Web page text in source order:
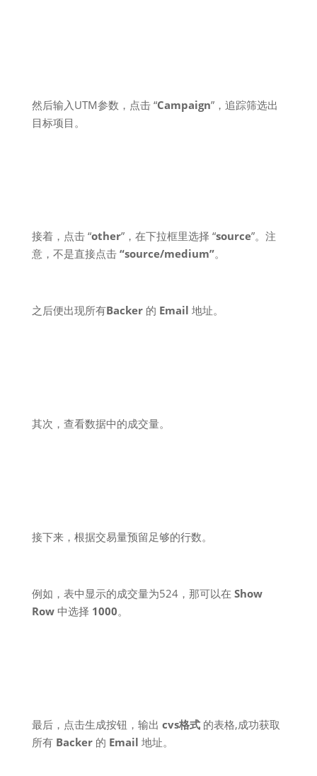
然后输入UTM参数，点击 “Campaign”，追踪筛选出
目标项目。
接着，点击 “other”，在下拉框里选择 “source”。注
意，不是直接点击 “source/medium”。
之后便出现所有Backer 的 Email 地址。
其次，查看数据中的成交量。
接下来，根据交易量预留足够的行数。
例如，表中显示的成交量为524，那可以在 Show
Row 中选择 1000。
最后，点击生成按钮，输出 cvs格式 的表格,成功获取
所有 Backer 的 Email 地址。